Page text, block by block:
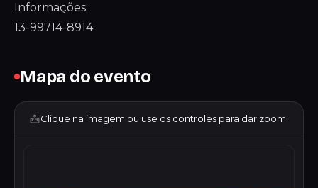
Informações:
13-99714-8914
Mapa do evento
Clique na imagem ou use os controles para dar zoom.